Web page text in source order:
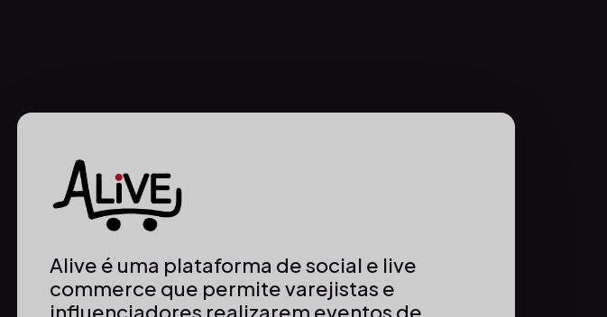
Alive é uma plataforma de social e live
commerce que permite varejistas e
influenciadores realizarem eventos de